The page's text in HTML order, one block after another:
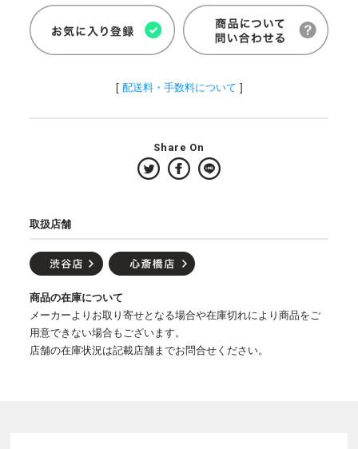
[ 配送料・手数料について ]
Share On
取扱店舗
商品の在庫について
メーカーよりお取り寄せとなる場合や在庫切れにより商品をご
用意できない場合もございます。
店舗の在庫状況は記載店舗までお問合せください。